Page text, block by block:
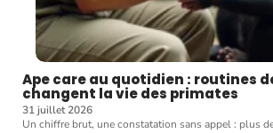
Ape care au quotidien : routines
changent la vie des primates
31 juillet 2026
Un chiffre brut, une constatation sans appel : plus